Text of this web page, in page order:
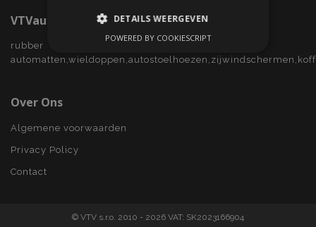
VTVauto.nl
rubber
Over Ons
Algemene voorwaarden
Privacy Policy
Contact
© VTV s.r.o. 2010 - 2026 VAT: SK2023166904
DETAILS WEERGEVEN
Strictly necessary cookies allow core website
functionality such as user login and account
POWERED BY COOKIESCRIPT